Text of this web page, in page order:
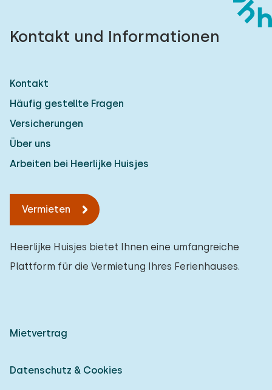
Kontakt und Informationen
Kontakt
Häufig gestellte Fragen
Versicherungen
Über uns
Arbeiten bei Heerlijke Huisjes
Vermieten
Heerlijke Huisjes bietet Ihnen eine umfangreiche
Plattform für die Vermietung Ihres Ferienhauses.
Mietvertrag
Datenschutz & Cookies